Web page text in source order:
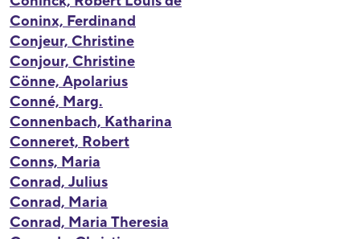
Coninx, Ferdinand
Conjeur, Christine
Conjour, Christine
Cönne, Apolarius
Conné, Marg.
Connenbach, Katharina
Conneret, Robert
Conns, Maria
Conrad, Julius
Conrad, Maria
Conrad, Maria Theresia